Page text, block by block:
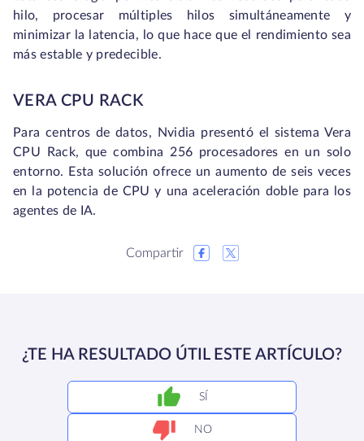
hilo, procesar múltiples hilos simultáneamente y
minimizar la latencia, lo que hace que el rendimiento sea
más estable y predecible.
VERA CPU RACK
Para centros de datos, Nvidia presentó el sistema Vera
CPU Rack, que combina 256 procesadores en un solo
entorno. Esta solución ofrece un aumento de seis veces
en la potencia de CPU y una aceleración doble para los
agentes de IA.
Compartir
¿TE HA RESULTADO ÚTIL ESTE ARTÍCULO?
SÍ
NO